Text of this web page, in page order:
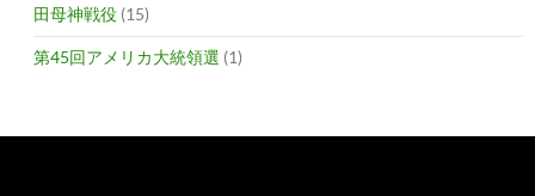
田母神戦役 (15)
第45回アメリカ大統領選 (1)